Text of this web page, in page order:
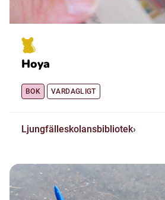
Hoya
BOK VARDAGLIGT
Ljungfälleskolansbibliotek